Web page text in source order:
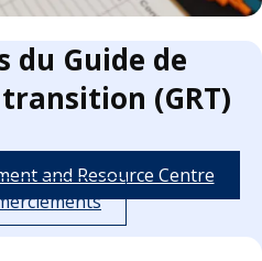
du Guide de
(GRT)
and Resource Centre